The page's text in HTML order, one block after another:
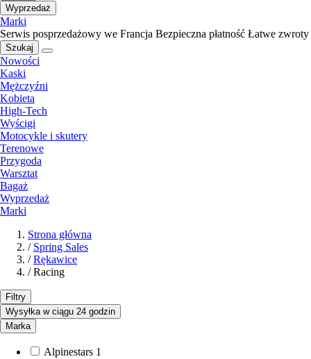
Wyprzedaż
Marki
Serwis posprzedażowy we Francja Bezpieczna płatność Łatwe zwroty
Szukaj
Nowości
Kaski
Mężczyźni
Kobieta
High-Tech
Wyścigi
Motocykle i skutery
Terenowe
Przygoda
Warsztat
Bagaż
Wyprzedaż
Marki
Strona główna
/ Spring Sales
/ Rękawice
/ Racing
Filtry
Wysyłka w ciągu 24 godzin
Marka
Alpinestars 1